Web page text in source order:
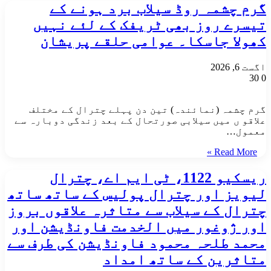
گرم چشمہ روڈ سیلاب برد ہونے کے
تیسرے روز بھی ٹریفک کے لئے نہیں
کھولا جاسکا۔ عوامی حلقے پریشان
اگست 6, 2026
0
گرم چشمہ (نمائندہ) تین دن پہلے چترال کے مختلف
علاقو ں میں سیلابی صورتحال کے بعد زندگی دوبارہ سے
معمول…
Read More »
ریسکیو 1122، ٹی ایم اے، چترال
لیویز اور چترال پولیس کے ساتھ ساتھ
چترال کے سیلاب سے متاثرہ علاقوں بروز
اور ژوغور میں الخدمت فاونڈیشن اور
محمد طلحہ محمود فاونڈیشن کی طرف سے
متاثرین کے ساتھ امداد